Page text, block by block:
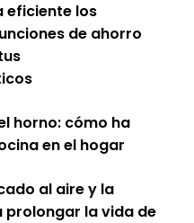
eficiente los
de ahorro
horno: cómo ha
en el hogar
al aire y la
la vida de